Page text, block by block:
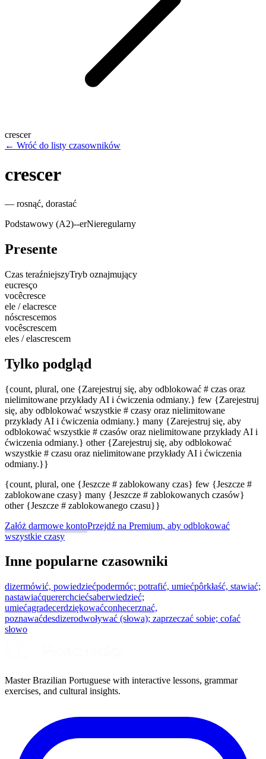
crescer
← Wróć do listy czasowników
crescer
— rosnąć, dorastać
Podstawowy (A2)--erNieregularny
Presente
Czas teraźniejszyTryb oznajmujący
eucresço
vocêcresce
ele / elacresce
nóscrescemos
vocêscrescem
eles / elascrescem
Tylko podgląd
{count, plural, one {Zarejestruj się, aby odblokować # czas oraz
nielimitowane przykłady AI i ćwiczenia odmiany.} few {Zarejestruj
się, aby odblokować wszystkie # czasy oraz nielimitowane
przykłady AI i ćwiczenia odmiany.} many {Zarejestruj się, aby
odblokować wszystkie # czasów oraz nielimitowane przykłady AI i
ćwiczenia odmiany.} other {Zarejestruj się, aby odblokować
wszystkie # czasu oraz nielimitowane przykłady AI i ćwiczenia
odmiany.}}
{count, plural, one {Jeszcze # zablokowany czas} few {Jeszcze #
zablokowane czasy} many {Jeszcze # zablokowanych czasów}
other {Jeszcze # zablokowanego czasu}}
Załóż darmowe kontoPrzejdź na Premium, aby odblokować
wszystkie czasy
Inne popularne czasowniki
dizermówić, powiedziećpodermóc; potrafić, umiećpôrkłaść, stawiać;
nastawiaćquererchciećsaberwiedzieć;
umiećagradecerdziękowaćconhecerznać,
poznawaćdesdizerodwoływać (słowa); zaprzeczać sobie; cofać
słowo
Master Brazilian Portuguese with interactive lessons, grammar
exercises, and cultural insights.